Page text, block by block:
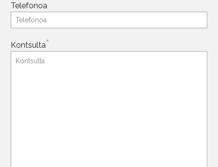
Telefonoa
Kontsulta*